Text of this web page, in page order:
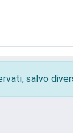
salvo